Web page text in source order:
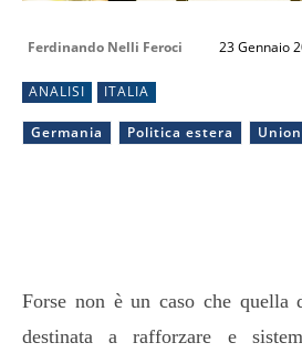
Ferdinando Nelli Feroci 23 Gennaio
ANALISI ITALIA
Germania Politica estera
Forse non è un caso che quella
destinata a rafforzare e